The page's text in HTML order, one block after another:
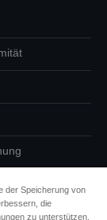
der Speicherung von
die
zu unterstützen.